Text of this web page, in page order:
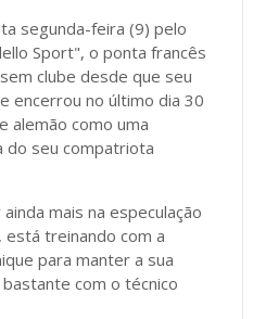
segunda-feira (9) pelo
Sport", o ponta francês
clube desde que seu
encerrou no último dia 30
alemão como uma
do seu compatriota
mais na especulação
treinando com a
para manter a sua
com o técnico